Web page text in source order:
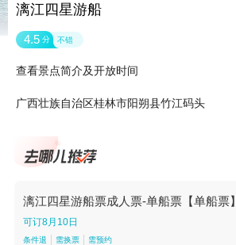
漓江四星游船
4.5 分 不错
查看景点简介及开放时间
广西壮族自治区桂林市阳朔县竹江码头
漓江四星游船票成人票-单船票【单船票】
可订8月10日
条件退 需换票 需预约